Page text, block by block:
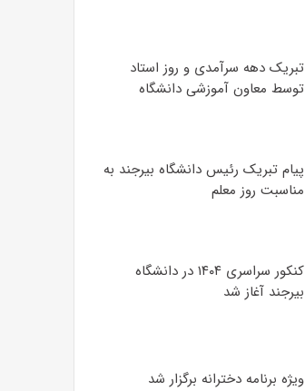
تبریک دهه سرآمدی و روز استاد
توسط معاون آموزشی دانشگاه
پیام تبریک رئیس دانشگاه بیرجند به
مناسبت روز معلم
کنکور سراسری ۱۴۰۴ در دانشگاه
بیرجند آغاز شد
ویژه برنامه دخترانه برگزار شد